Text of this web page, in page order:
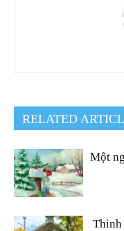
RELATED
Một
Thinh